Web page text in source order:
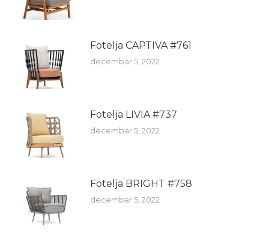
Fotelja CAPTIVA #761
decembar 5, 2022
Fotelja LIVIA #737
decembar 5, 2022
Fotelja BRIGHT #758
decembar 5, 2022